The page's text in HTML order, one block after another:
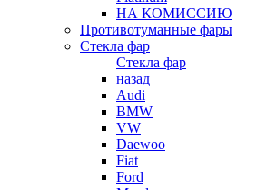
НА КОМИССИЮ
Противотуманные фары
Стекла фар
Стекла фар
назад
Audi
BMW
VW
Daewoo
Fiat
Ford